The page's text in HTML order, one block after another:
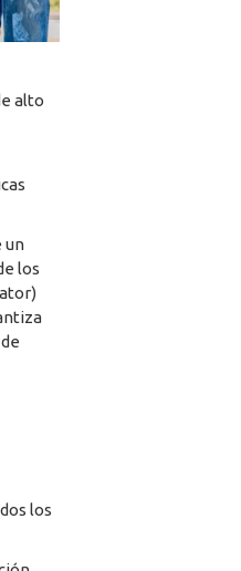
alto
un
los
los